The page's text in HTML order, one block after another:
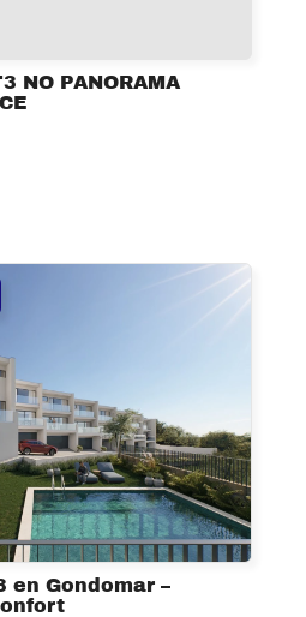
NO PANORAMA
en Gondomar –